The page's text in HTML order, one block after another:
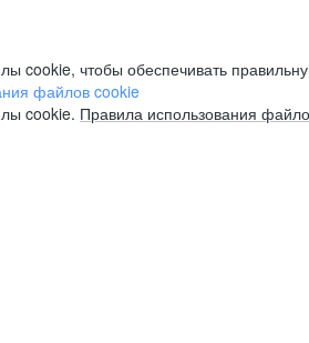
cookie, чтобы обеспечивать
файлов cookie
cookie. Правила использования